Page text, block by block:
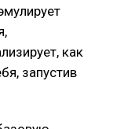
как
запустив